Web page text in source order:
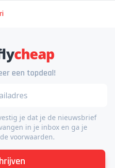
een topdeal!
je dat je de nieuwsbrief
in je inbox en ga je
voorwaarden.